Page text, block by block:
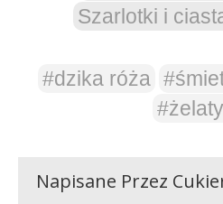
Szarlotki i
#dzika róża
Napisane Przez